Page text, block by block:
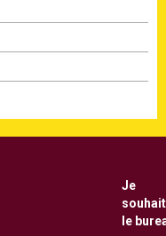
Je
le